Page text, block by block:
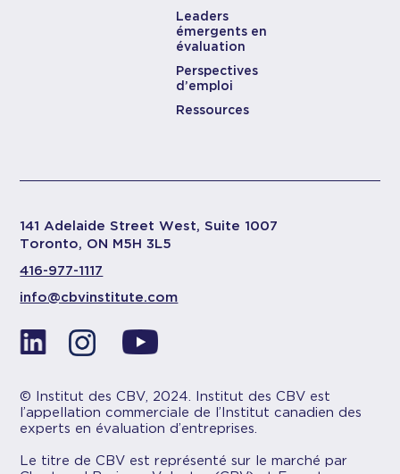
Leaders
émergents en
évaluation
Perspectives
d’emploi
Ressources
141 Adelaide Street West, Suite 1007
Toronto, ON M5H 3L5
416-977-1117
info@cbvinstitute.com
© Institut des CBV, 2024. Institut des CBV est
l’appellation commerciale de l’Institut canadien des
experts en évaluation d’entreprises.
Le titre de CBV est représenté sur le marché par